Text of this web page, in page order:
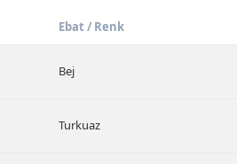
Ebat / Renk
Bej
Turkuaz